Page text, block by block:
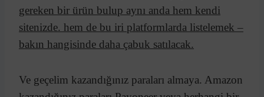
gereken bir ürün bulup aynı anda hem kendi
sitenizde. hem de bu iri platformlarda listelemek –
bakın hangisinde daha çabuk satılacak.
Ve geçelim kazandığınız paraları almaya. Amazon